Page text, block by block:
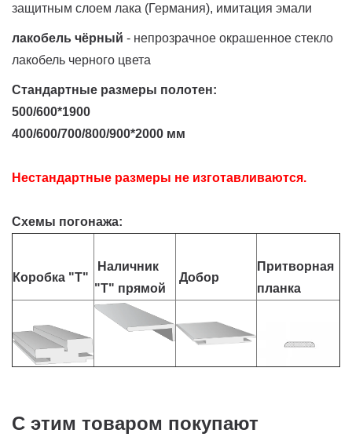
защитным слоем лака (Германия), имитация эмали
лакобель чёрный - непрозрачное окрашенное стекло
лакобель черного цвета
Стандартные размеры полотен:
500/600*1900
400/600/700/800/900*2000 мм
Нестандартные размеры не изготавливаются.
Схемы погонажа:
Коробка "Т"
Наличник
"Т" прямой
Добор
Притворная
планка
С этим товаром покупают